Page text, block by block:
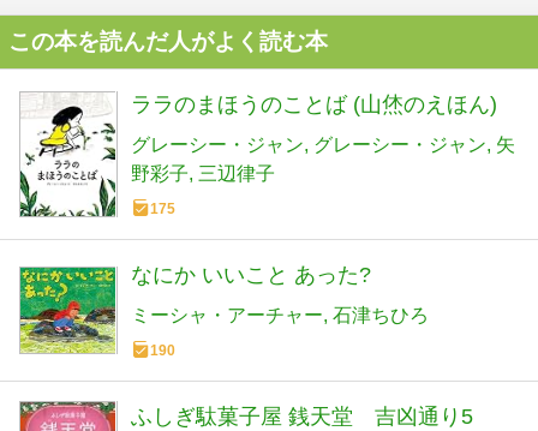
この本を読んだ人がよく読む本
ララのまほうのことば (山烋のえほん)
グレーシー・ジャン グレーシー・ジャン 矢
野彩子 三辺律子
175
なにか いいこと あった?
ミーシャ・アーチャー 石津ちひろ
190
ふしぎ駄菓子屋 銭天堂 吉凶通り5